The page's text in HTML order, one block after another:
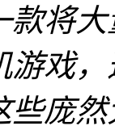
款将
游戏
些庞